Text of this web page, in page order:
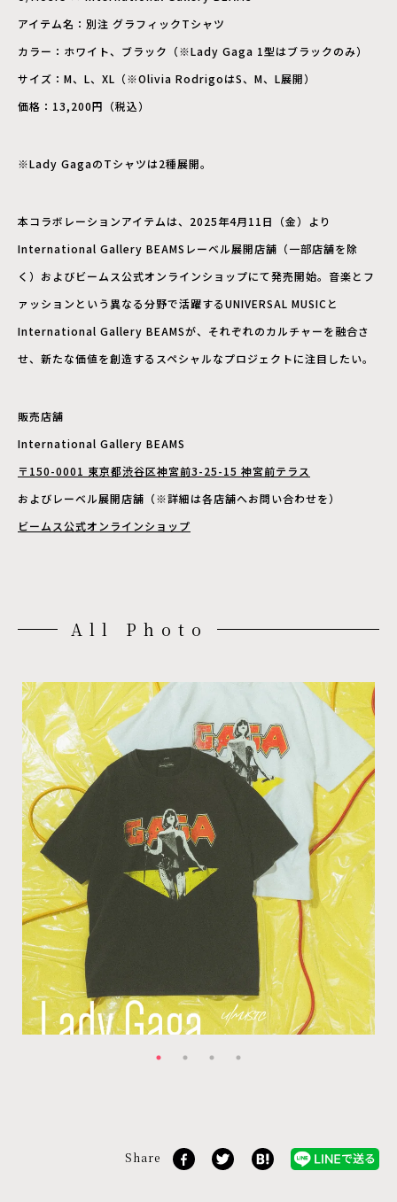
アイテム名：別注 グラフィックTシャツ
カラー：ホワイト、ブラック（※Lady Gaga 1型はブラックのみ）
サイズ：M、L、XL（※Olivia RodrigoはS、M、L展開）
価格：13,200円（税込）
※Lady GagaのTシャツは2種展開。
本コラボレーションアイテムは、2025年4月11日（金）より
International Gallery BEAMSレーベル展開店舗（一部店舗を除
く）およびビームス公式オンラインショップにて発売開始。音楽とフ
ァッションという異なる分野で活躍するUNIVERSAL MUSICと
International Gallery BEAMSが、それぞれのカルチャーを融合さ
せ、新たな価値を創造するスペシャルなプロジェクトに注目したい。
販売店舗
International Gallery BEAMS
〒150-0001 東京都渋谷区神宮前3-25-15 神宮前テラス
およびレーベル展開店舗（※詳細は各店舗へお問い合わせを）
ビームス公式オンラインショップ
All Photo
Share